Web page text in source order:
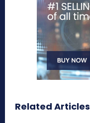
Related Articles